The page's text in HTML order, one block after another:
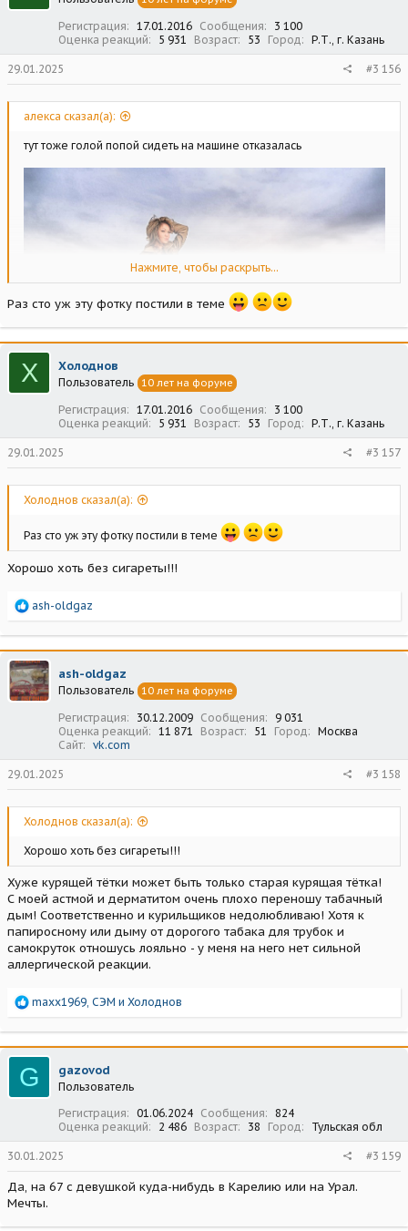
Регистрация 17.01.2016 Сообщения
3 100
Оценка реакций
5 931 Возраст 53 Город Р.Т., г. Казань
29.01.2025 #3 156
алекса сказал(а):
тут тоже голой попой сидеть на машине отказалась
Нажмите, чтобы раскрыть...
Раз сто уж эту фотку постили в теме
Х Холоднов
Пользователь 10 лет на форуме
Регистрация 17.01.2016 Сообщения
3 100
Оценка реакций
5 931 Возраст 53 Город Р.Т., г. Казань
29.01.2025 #3 157
Холоднов сказал(а):
Раз сто уж эту фотку постили в теме
Хорошо хоть без сигареты!!!
Р
а
к
ц
и
и
ash-oldgaz
ash-oldgaz
Пользователь 10 лет на форуме
Регистрация 30.12.2009 Сообщения
9 031
Оценка реакций
11 871 Возраст 51 Город
Москва
Сайт
vk.com
29.01.2025 #3 158
Холоднов сказал(а):
Хорошо хоть без сигареты!!!
Хуже курящей тётки может быть только старая курящая тётка!
С моей астмой и дерматитом очень плохо переношу табачный
дым! Соответственно и курильщиков недолюбливаю! Хотя к
папиросному или дыму от дорогого табака для трубок и
самокруток отношусь лояльно - у меня на него нет сильной
аллергической реакции.
Р
а
к
ц
и
и
maxx1969, СЭМ и Холоднов
G gazovod
Пользователь
Регистрация
01.06.2024 Сообщения
824
Оценка реакций
2 486 Возраст 38 Город Тульская обл
30.01.2025 #3 159
Да, на 67 с девушкой куда-нибудь в Карелию или на Урал.
Мечты.